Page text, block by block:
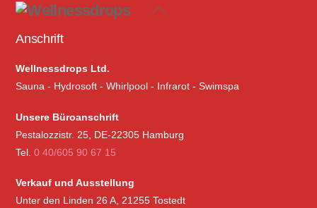
Back
Anschrift
Wellnessdrops Ltd.
Sauna - Hydrosoft - Whirlpool - Infrarot - Swimspa
Unsere Büroanschrift
Pestalozzistr. 25, DE-22305 Hamburg
Tel.0 40/605 90 67 15
Verkauf und Ausstellung
Unter den Linden 26 A, 21255 Tostedt